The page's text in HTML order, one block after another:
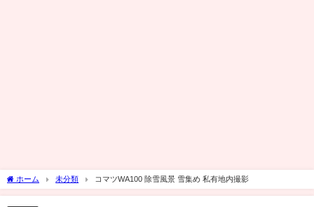
ホーム 未分類 コマツWA100 除雪風景 雪集め 私有地内撮影